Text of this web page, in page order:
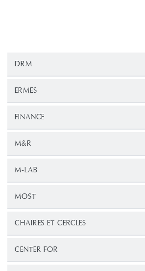
DRM
ERMES
FINANCE
M&R
M-LAB
MOST
CHAIRES ET CERCLES
CENTER FOR